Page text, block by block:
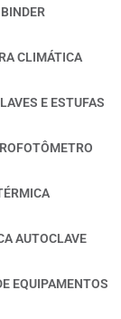
CLIMÁTICA
E ESTUFAS
AUTOCLAVE
EQUIPAMENTOS